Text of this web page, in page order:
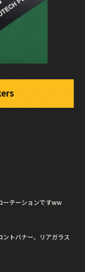
テーションですww
トバナー、リアガラス